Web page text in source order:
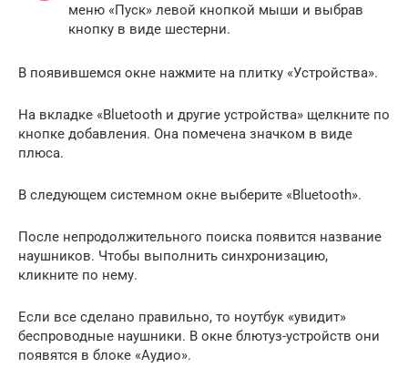
меню «Пуск» левой кнопкой мыши и выбрав
кнопку в виде шестерни.
В появившемся окне нажмите на плитку «Устройства».
На вкладке «Bluetooth и другие устройства» щелкните по
кнопке добавления. Она помечена значком в виде
плюса.
В следующем системном окне выберите «Bluetooth».
После непродолжительного поиска появится название
наушников. Чтобы выполнить синхронизацию,
кликните по нему.
Если все сделано правильно, то ноутбук «увидит»
беспроводные наушники. В окне блютуз-устройств они
появятся в блоке «Аудио».